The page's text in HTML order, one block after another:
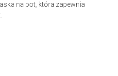
na pot, która zapewnia